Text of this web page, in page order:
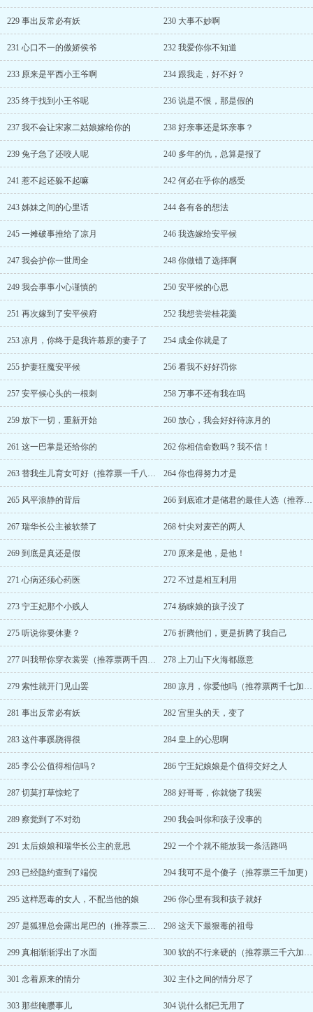
229 事出反常必有妖 230 大事不妙啊
231 心口不一的傲娇侯爷 232 我爱你你不知道
233 原来是平西小王爷啊 234 跟我走，好不好？
235 终于找到小王爷呢 236 说是不恨，那是假的
237 我不会让宋家二姑娘嫁给你的 238 好亲事还是坏亲事？
239 兔子急了还咬人呢 240 多年的仇，总算是报了
241 惹不起还躲不起嘛 242 何必在乎你的感受
243 姊妹之间的心里话 244 各有各的想法
245 一摊破事推给了凉月 246 我选嫁给安平候
247 我会护你一世周全 248 你做错了选择啊
249 我会事事小心谨慎的 250 安平候的心思
251 再次嫁到了安平侯府 252 我想尝尝桂花羹
253 凉月，你终于是我许慕原的妻子了 254 成全你就是了
255 护妻狂魔安平候 256 看我不好好罚你
257 安平候心头的一根刺 258 万事不还有我在吗
259 放下一切，重新开始 260 放心，我会好好待凉月的
261 这一巴掌是还给你的 262 你相信命数吗？我不信！
263 替我生儿育女可好（推荐票一千八加更） 264 你也得努力才是
265 风平浪静的背后 266 到底谁才是储君的最佳人选（推荐票两千一加更）
267 瑞华长公主被软禁了 268 针尖对麦芒的两人
269 到底是真还是假 270 原来是他，是他！
271 心病还须心药医 272 不过是相互利用
273 宁王妃那个小贱人 274 杨睐娘的孩子没了
275 听说你要休妻？ 276 折腾他们，更是折腾了我自己
277 叫我帮你穿衣裳罢（推荐票两千四加更） 278 上刀山下火海都愿意
279 索性就开门见山罢 280 凉月，你爱他吗（推荐票两千七加更）
281 事出反常必有妖 282 宫里头的天，变了
283 这件事蹊跷得很 284 皇上的心思啊
285 李公公值得相信吗？ 286 宁王妃娘娘是个值得交好之人
287 切莫打草惊蛇了 288 好哥哥，你就饶了我罢
289 察觉到了不对劲 290 我会叫你和孩子没事的
291 太后娘娘和瑞华长公主的意思 292 一个个就不能放我一条活路吗
293 已经隐约查到了端倪 294 我可不是个傻子（推荐票三千加更）
295 这样恶毒的女人，不配当他的娘 296 你心里有我和孩子就好
297 是狐狸总会露出尾巴的（推荐票三千三加更） 298 这天下最狠毒的祖母
299 真相渐渐浮出了水面 300 软的不行来硬的（推荐票三千六加更）
301 念着原来的情分 302 主仆之间的情分尽了
303 那些腌臜事儿 304 说什么都已无用了